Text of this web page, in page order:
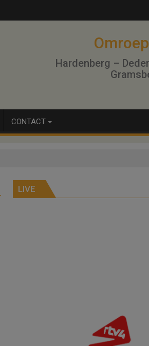
Hardenberg –
CONTACT
LIVE